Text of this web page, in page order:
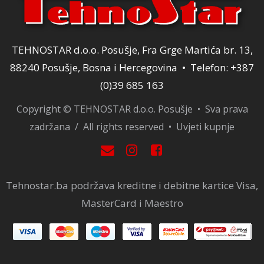
TEHNOSTAR d.o.o. Posušje, Fra Grge Martića br. 13,
88240 Posušje, Bosna i Hercegovina • Telefon: +387
(0)39 685 163
Copyright © TEHNOSTAR d.o.o. Posušje • Sva prava
zadržana / All rights reserved • Uvjeti kupnje
Tehnostar.ba podržava kreditne i debitne kartice Visa,
MasterCard i Maestro